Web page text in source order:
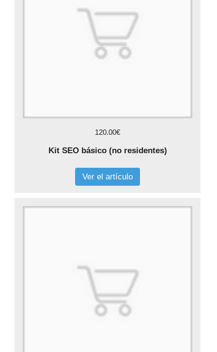
120.00€
Kit SEO básico (no residentes)
Ver el artículo